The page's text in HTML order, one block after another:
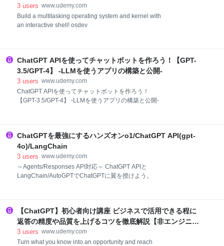
3 users www.udemy.com
Build a multitasking operating system and kernel with
an interactive shell! osdev
ChatGPT APIを使ってチャットボットを作ろう！【GPT-
3.5/GPT-4】 -LLMを使うアプリの構築と公開-
3 users www.udemy.com
ChatGPT APIを使ってチャットボットを作ろう！
【GPT-3.5/GPT-4】 -LLMを使うアプリの構築と公開-
ChatGPTを最強にするハンズオンo1/ChatGPT API(gpt-
4o)/LangChain
3 users www.udemy.com
～Agents/Responses API対応～ ChatGPT APIと
LangChain/AutoGPTでChatGPTに翼を授けよう。
【ChatGPT】初心者向け講座 ビジネスで活用できる程に
返答の精度や品質を上げるコツを徹底解説【非エンジニア
向け】
3 users www.udemy.com
Turn what you know into an opportunity and reach